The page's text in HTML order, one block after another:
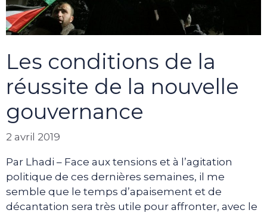
Les conditions de la
réussite de la nouvelle
gouvernance
2 avril 2019
Par Lhadi – Face aux tensions et à l’agitation
politique de ces dernières semaines, il me
semble que le temps d’apaisement et de
décantation sera très utile pour affronter, avec le